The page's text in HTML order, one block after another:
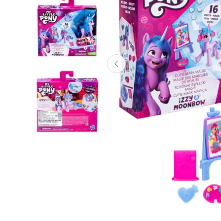
Lanzadores
Muñecas
Construcción
Peluches
Vehículos y Pistas